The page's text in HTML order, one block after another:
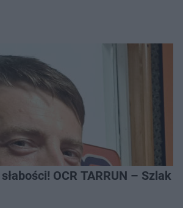
OCR TARRUN – Szlak